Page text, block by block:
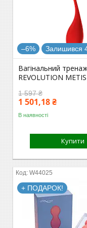
–6% Залишився
Вагінальний
REVOLUTION METIS
1 597 ₴
1 501,18 ₴
В наявності
Купити
W44025
+ ПОДАРОК!